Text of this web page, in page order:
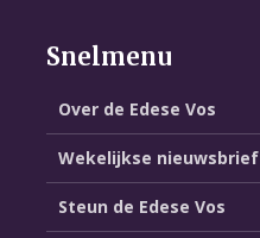
Snelmenu
Over de Edese Vos
Wekelijkse nieuwsbrief
Steun de Edese Vos